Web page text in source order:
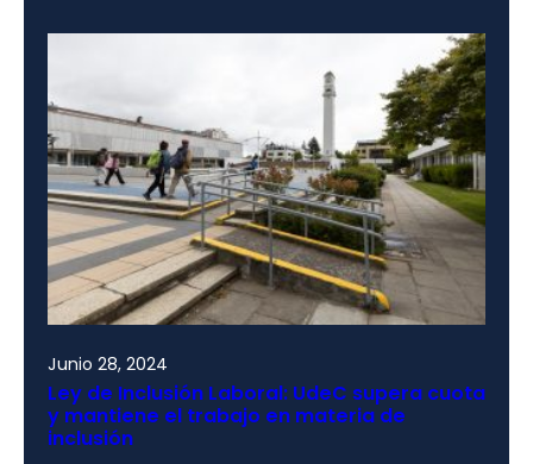
Junio 28, 2024
Ley de Inclusión Laboral: UdeC supera cuota
y mantiene el trabajo en materia de
inclusión